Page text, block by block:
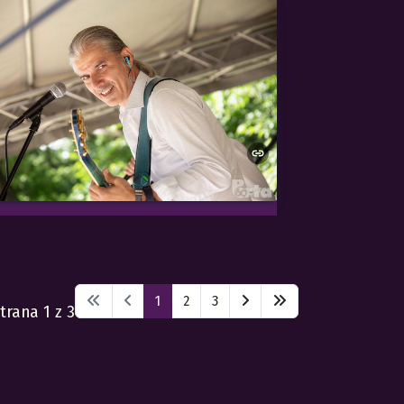
1 z 3
1 2 3